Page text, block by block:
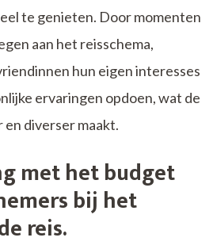
te genieten. Door momenten
aan het reisschema,
hun eigen interesses
ervaringen opdoen, wat de
diverser maakt.
met het budget
bij het
reis.